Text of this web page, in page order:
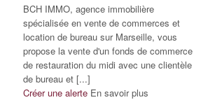
BCH IMMO, agence immobilière
spécialisée en vente de commerces et
location de bureau sur Marseille, vous
propose la vente d'un fonds de commerce
de restauration du midi avec une clientèle
de bureau et [...]
Créer une alerte En savoir plus